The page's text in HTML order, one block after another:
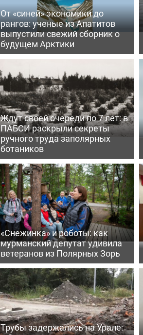
От «синей» экономики до
рангов: ученые из Апатитов
выпустили свежий сборник о
будущем Арктики
Ждут своей очереди по 7 лет: в
ПАБСИ раскрыли секреты
ручного труда заполярных
ботаников
«Снежинка» и роботы: как
мурманский депутат удивила
ветеранов из Полярных Зорь
Трубы задержались на Урале: